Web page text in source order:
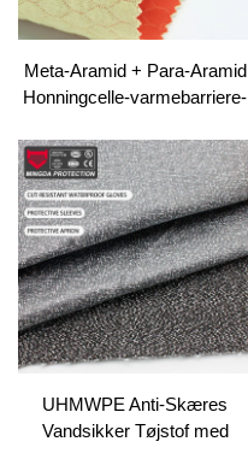
Meta-Aramid + Para-Aramid
Honningcelle-varmebarriere-
UHMWPE Anti-Skæres
Vandsikker Tøjstof med